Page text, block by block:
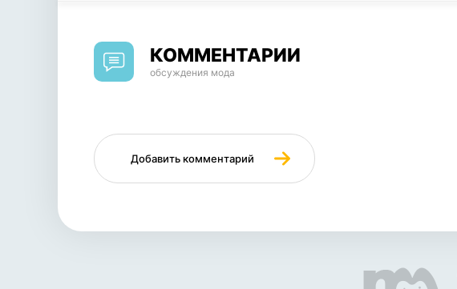
КОММЕНТАРИИ
обсуждения мода
Добавить комментарий